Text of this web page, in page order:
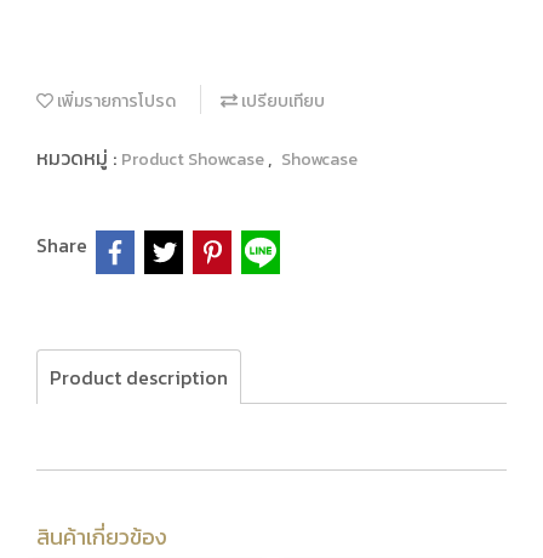
เพิ่มรายการโปรด เปรียบเทียบ
หมวดหมู่ : Product Showcase, Showcase
Share
Product description
สินค้าเกี่ยวข้อง